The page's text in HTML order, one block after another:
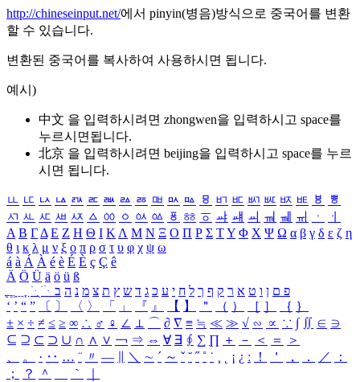
http://chineseinput.net/에서 pinyin(병음)방식으로 중국어를 변환
할 수 있습니다.
변환된 중국어를 복사하여 사용하시면 됩니다.
예시)
中文 을 입력하시려면 zhongwen을 입력하시고 space를
누르시면됩니다.
北京 을 입력하시려면 beijing을 입력하시고 space를 누르
시면 됩니다.
ㅥ ㅦ ㅧ ㅨ ㅩ ㅪ ㅫ ㅬ ㅭ ㅮ ㅯ ㅰ ㅱ ㅲ ㅳ ㅴ ㅵ ㅶ ㅷ ㅸ
ㅹ
ㅺ ㅻ ㅼ ㅽ ㅾ ㅿ ㆀ ㆁ ㆂ ㆃ ㆄ ㆅ ㆆ ㆇ ㆈ ㆉ ㆊ ㆋ ㆌ ㆍ
ㆎ
Α Β ΓΔ Ε Ζ Η Θ Ι ΚΛ Μ Ν Ξ Ο Π Ρ Σ ΤΥ Φ Χ Ψ Ω α β γ δ ε ζ η
θ ι κ λ μ ν ξ ο π ρ σ τ υ φ χ ψ ω
á à Á À é è É È ç Ç ê
Ä Ö Ü ä ö ü ß
ִֶֹ ֻּ ׁׂ פ ם ן ו ט א ר ק ף ך ל ח י ע כ ג ד ש ץ ת צ מ נ ה ב
‘ ’ “ ” 〔 〕 〈 〉 「 」 『 』 【 】 ＂ （ ） ［ ］ ｛ ｝
± × ÷ ≠ ≤ ≥ ∞ ∴ ♂ ♀ ∠ ⊥ ⌒ ∂ ∇ ≡ ≒ ≪ ≫ √ ∽ ∝ ∵ ∫ ∬ ∈ ∋
⊆ ⊇ ⊂ ⊃ ∪ ∩ ∧ ∨ ￢ ⇒ ⇔ ∀ ∃ ∮ ∑ ∏ ＋ － ＜ ＝
＞
、
。 · ‥ … ¨ 〃 ― ＼ ∼ ´ ～ ˇ ˘ ˝ ˚ ˙ ¸ ¡ ¿ ː ！ ＇ ， ． ／
：
；
？ ＾ ｀